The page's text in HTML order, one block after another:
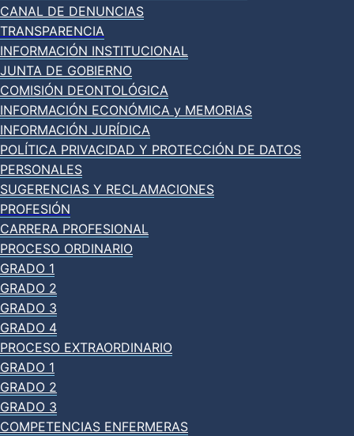
CANAL DE DENUNCIAS
TRANSPARENCIA
INFORMACIÓN INSTITUCIONAL
JUNTA DE GOBIERNO
COMISIÓN DEONTOLÓGICA
INFORMACIÓN ECONÓMICA y MEMORIAS
INFORMACIÓN JURÍDICA
POLÍTICA PRIVACIDAD Y PROTECCIÓN DE DATOS
PERSONALES
SUGERENCIAS Y RECLAMACIONES
PROFESIÓN
CARRERA PROFESIONAL
PROCESO ORDINARIO
GRADO 1
GRADO 2
GRADO 3
GRADO 4
PROCESO EXTRAORDINARIO
GRADO 1
GRADO 2
GRADO 3
COMPETENCIAS ENFERMERAS